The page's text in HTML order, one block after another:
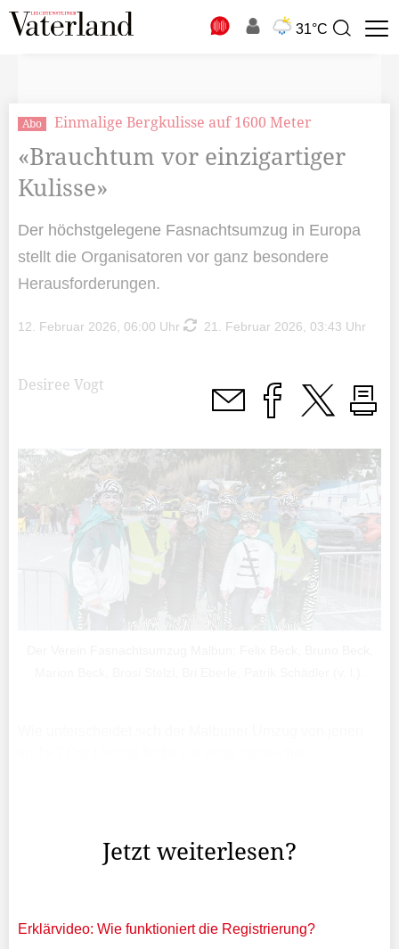
31°C
Suchbegriff
Abo Einmalige Bergkulisse auf 1600 Meter
«Brauchtum vor einzigartiger
Kulisse»
Der höchstgelegene Fasnachtsumzug in Europa
stellt die Organisatoren vor ganz besondere
Herausforderungen.
12. Februar 2026, 06:00 Uhr 21. Februar 2026, 03:43 Uhr
Desiree Vogt
Jetzt weiterlesen?
Erklärvideo: Wie funktioniert die Registrierung?